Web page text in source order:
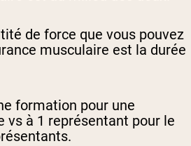
de force que vous pouvez
musculaire est la durée
formation pour une
à 1 représentant pour le